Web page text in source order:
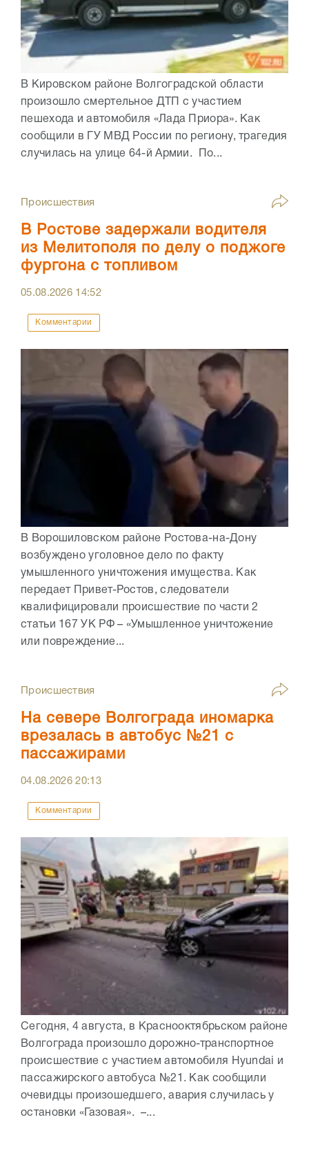
В Кировском районе Волгоградской области
произошло смертельное ДТП с участием
пешехода и автомобиля «Лада Приора». Как
сообщили в ГУ МВД России по региону, трагедия
случилась на улице 64-й Армии. По...
Происшествия
В Ростове задержали водителя
из Мелитополя по делу о поджоге
фургона с топливом
05.08.2026 14:52
Комментарии
В Ворошиловском районе Ростова-на-Дону
возбуждено уголовное дело по факту
умышленного уничтожения имущества. Как
передает Привет-Ростов, следователи
квалифицировали происшествие по части 2
статьи 167 УК РФ – «Умышленное уничтожение
или повреждение...
Происшествия
На севере Волгограда иномарка
врезалась в автобус №21 с
пассажирами
04.08.202620:13
Комментарии
Сегодня, 4 августа, в Краснооктябрьском районе
Волгограда произошло дорожно-транспортное
происшествие с участием автомобиля Hyundai и
пассажирского автобуса №21. Как сообщили
очевидцы произошедшего, авария случилась у
остановки «Газовая». –...